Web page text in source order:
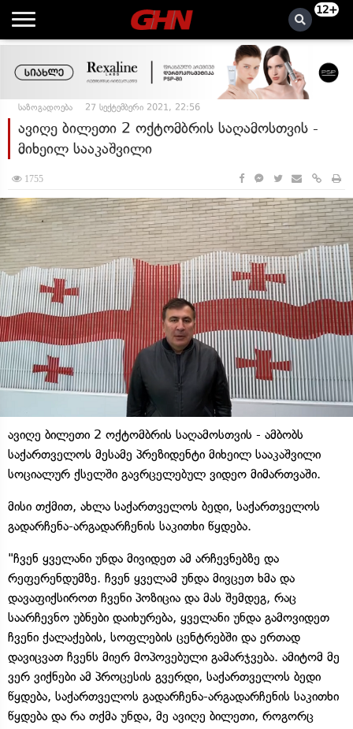
12+
საზოგადოება 27 სექტემბერი 2021, 22:56
ავიღე ბილეთი 2 ოქტომბრის საღამოსთვის -
მიხეილ სააკაშვილი
1755
ავიღე ბილეთი 2 ოქტომბრის საღამოსთვის - ამბობს
საქართველოს მესამე პრეზიდენტი მიხეილ სააკაშვილი
სოციალურ ქსელში გავრცელებულ ვიდეო მიმართვაში.
მისი თქმით, ახლა საქართველოს ბედი, საქართველოს
გადარჩენა-არგადარჩენის საკითხი წყდება.
"ჩვენ ყველანი უნდა მივიდეთ ამ არჩევნებზე და
რეფერენდუმზე. ჩვენ ყველამ უნდა მივცეთ ხმა და
დავაფიქსიროთ ჩვენი პოზიცია და მას შემდეგ, რაც
საარჩევნო უბნები დაიხურება, ყველანი უნდა გამოვიდეთ
ჩვენი ქალაქების, სოფლების ცენტრებში და ერთად
დავიცვათ ჩვენს მიერ მოპოვებული გამარჯვება. ამიტომ მე
ვერ ვიქნები ამ პროცესის გვერდი, საქართველოს ბედი
წყდება, საქართველოს გადარჩენა-არგადარჩენის საკითხი
წყდება და რა თქმა უნდა, მე ავიღე ბილეთი, როგორც